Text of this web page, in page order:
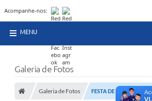
Acompanhe-nos:
MENU
Galeria de Fotos
Galeria de Fotos FESTA DE IEMANJÁ 2026